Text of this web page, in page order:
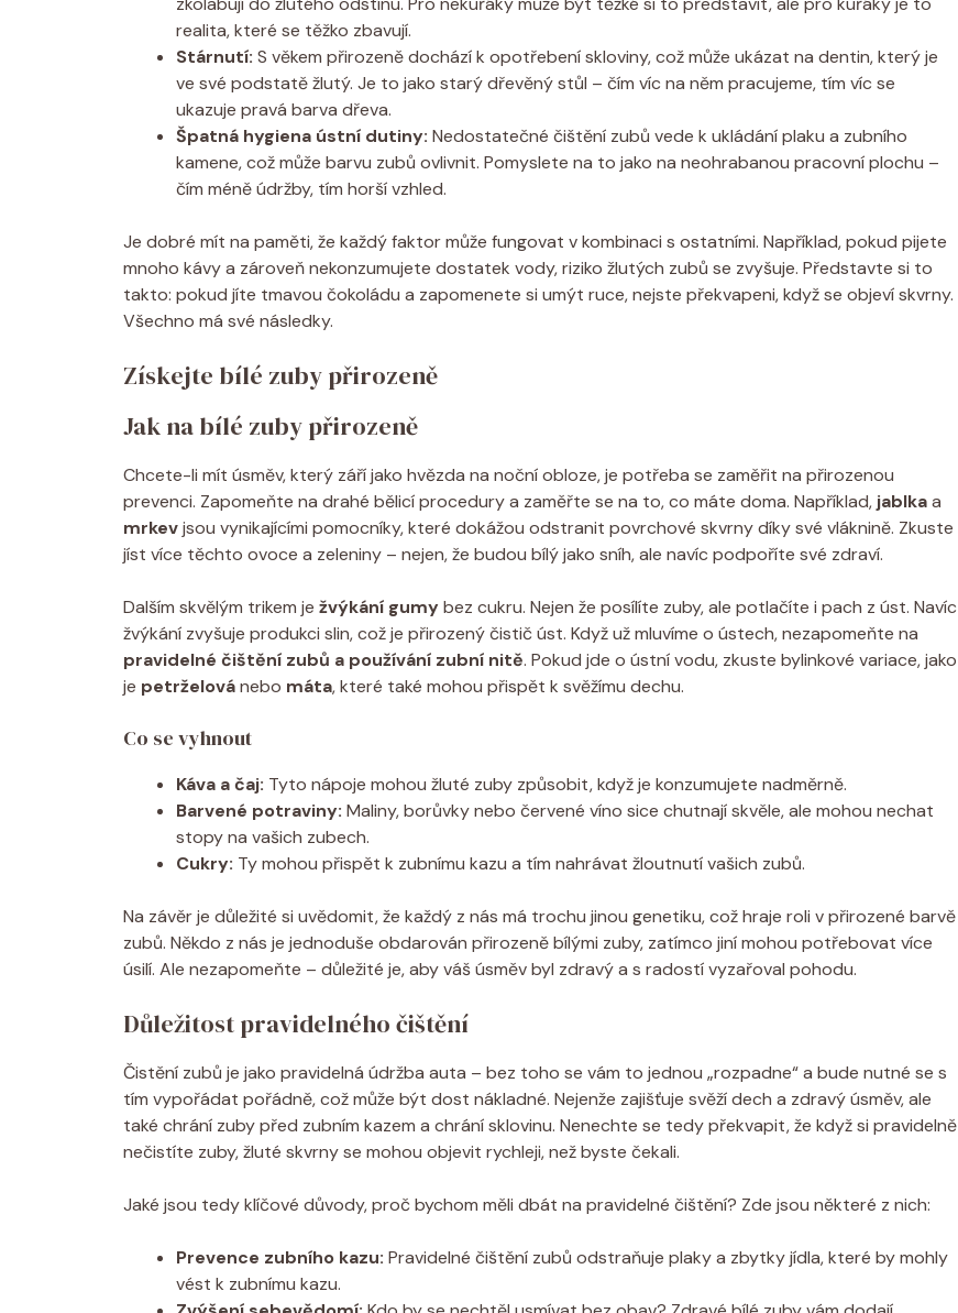
realita, které se těžko zbavují.
Stárnutí: S věkem přirozeně dochází k opotřebení skloviny, což může ukázat na dentin, který je
ve své podstatě žlutý. Je to jako starý dřevěný stůl – čím víc na něm pracujeme, tím víc se
ukazuje pravá barva dřeva.
Špatná hygiena ústní dutiny: Nedostatečné čištění zubů vede k ukládání plaku a zubního
kamene, což může barvu zubů ovlivnit. Pomyslete na to jako na neohrabanou pracovní plochu –
čím méně údržby, tím horší vzhled.
Je dobré mít na paměti, že každý faktor může fungovat v kombinaci s ostatními. Například, pokud pijete
mnoho kávy a zároveň nekonzumujete dostatek vody, riziko žlutých zubů se zvyšuje. Představte si to
takto: pokud jíte tmavou čokoládu a zapomenete si umýt ruce, nejste překvapeni, když se objeví skvrny.
Všechno má své následky.
Získejte bílé zuby přirozeně
Jak na bílé zuby přirozeně
Chcete-li mít úsměv, který září jako hvězda na noční obloze, je potřeba se zaměřit na přirozenou
prevenci. Zapomeňte na drahé bělicí procedury a zaměřte se na to, co máte doma. Například, jablkaa
mrkevjsou vynikajícími pomocníky, které dokážou odstranit povrchové skvrny díky své vláknině. Zkuste
jíst více těchto ovoce a zeleniny – nejen, že budou bílý jako sníh, ale navíc podpoříte své zdraví.
Dalším skvělým trikem je žvýkání gumybez cukru. Nejen že posílíte zuby, ale potlačíte i pach z úst. Navíc
žvýkání zvyšuje produkci slin, což je přirozený čistič úst. Když už mluvíme o ústech, nezapomeňte na
pravidelné čištění zubů a používání zubní nitě. Pokud jde o ústní vodu, zkuste bylinkové variace, jako
je petrželovánebo máta, které také mohou přispět k svěžímu dechu.
Co se vyhnout
Káva a čaj: Tyto nápoje mohou žluté zuby způsobit, když je konzumujete nadměrně.
Barvené potraviny: Maliny, borůvky nebo červené víno sice chutnají skvěle, ale mohou nechat
stopy na vašich zubech.
Cukry: Ty mohou přispět k zubnímu kazu a tím nahrávat žloutnutí vašich zubů.
Na závěr je důležité si uvědomit, že každý z nás má trochu jinou genetiku, což hraje roli v přirozené barvě
zubů. Někdo z nás je jednoduše obdarován přirozeně bílými zuby, zatímco jiní mohou potřebovat více
úsilí. Ale nezapomeňte – důležité je, aby váš úsměv byl zdravý a s radostí vyzařoval pohodu.
Důležitost pravidelného čištění
Čistění zubů je jako pravidelná údržba auta – bez toho se vám to jednou „rozpadne“ a bude nutné se s
tím vypořádat pořádně, což může být dost nákladné. Nejenže zajišťuje svěží dech a zdravý úsměv, ale
také chrání zuby před zubním kazem a chrání sklovinu. Nenechte se tedy překvapit, že když si pravidelně
nečistíte zuby, žluté skvrny se mohou objevit rychleji, než byste čekali.
Jaké jsou tedy klíčové důvody, proč bychom měli dbát na pravidelné čištění? Zde jsou některé z nich:
Prevence zubního kazu: Pravidelné čištění zubů odstraňuje plaky a zbytky jídla, které by mohly
vést k zubnímu kazu.